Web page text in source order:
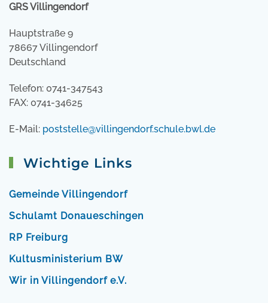
GRS Villingendorf
Hauptstraße 9
78667 Villingendorf
Deutschland
Telefon: 0741-347543
FAX: 0741-34625
E-Mail: poststelle@villingendorf.schule.bwl.de
Wichtige Links
Gemeinde Villingendorf
Schulamt Donaueschingen
RP Freiburg
Kultusministerium BW
Wir in Villingendorf e.V.